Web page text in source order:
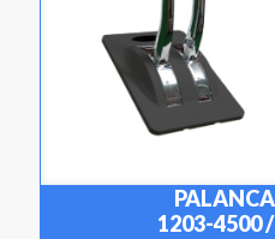
1203-4500